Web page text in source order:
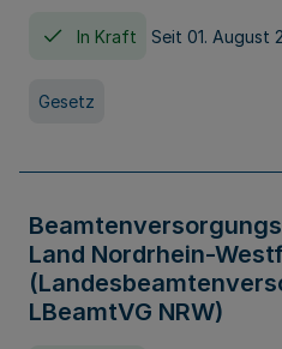
In Kraft Seit 01. August
Gesetz
Land Nordrhein-
LBeamtVG NRW)